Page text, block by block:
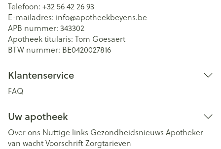
Telefoon: +32 56 42 26 93
E-mailadres: info@apotheekbeyens.be
APB nummer: 343302
Apotheek titularis: Tom Goesaert
BTW nummer: BE0420027816
Klantenservice
FAQ
Uw apotheek
Over ons Nuttige links Gezondheidsnieuws Apotheker
van wachtVoorschriftZorgtarieven